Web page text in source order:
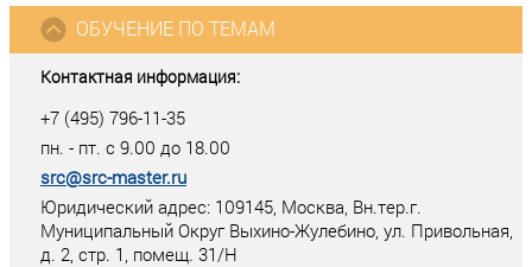
Контактная информация:
+7 (495) 796-11-35
пн. - пт. с 9.00 до 18.00
src@src-master.ru
Юридический адрес: 109145, Москва, Вн.тер.г.
Муниципальный Округ Выхино-Жулебино, ул. Привольная,
д. 2, стр. 1, помещ. 31/Н
ОБУЧЕНИЕ ПО ТЕМАМ